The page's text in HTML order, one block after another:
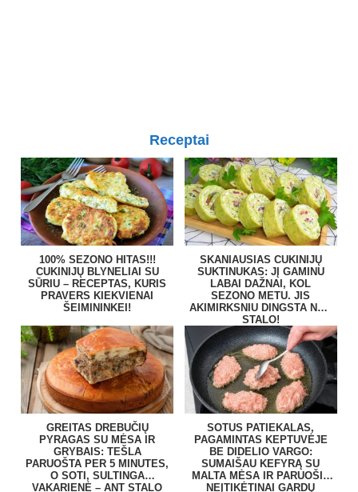
Receptai
100% SEZONO HITAS!!!
CUKINIJŲ BLYNELIAI SU
SŪRIU – RECEPTAS, KURIS
PRAVERS KIEKVIENAI
ŠEIMININKEI!
SKANIAUSIAS CUKINIJŲ
SUKTINUKAS: JĮ GAMINU
LABAI DAŽNAI, KOL
SEZONO METU. JIS
AKIMIRKSNIU DINGSTA NUO
STALO!
GREITAS DREBUČIŲ
PYRAGAS SU MĖSA IR
GRYBAIS: TEŠLA
PARUOŠTA PER 5 MINUTES,
O SOTI, SULTINGA
VAKARIENĖ – ANT STALO
SOTUS PATIEKALAS,
PAGAMINTAS KEPTUVĖJE
BE DIDELIO VARGO:
SUMAIŠAU KEFYRĄ SU
MALTA MĖSA IR PARUOŠIU
NEĮTIKĖTINAI GARDŲ